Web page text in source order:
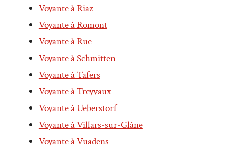
Voyante à Riaz
Voyante à Romont
Voyante à Rue
Voyante à Schmitten
Voyante à Tafers
Voyante à Treyvaux
Voyante à Ueberstorf
Voyante à Villars-sur-Glâne
Voyante à Vuadens